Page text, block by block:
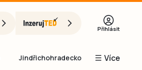
Přihlásit
Jindřichohradecko Více